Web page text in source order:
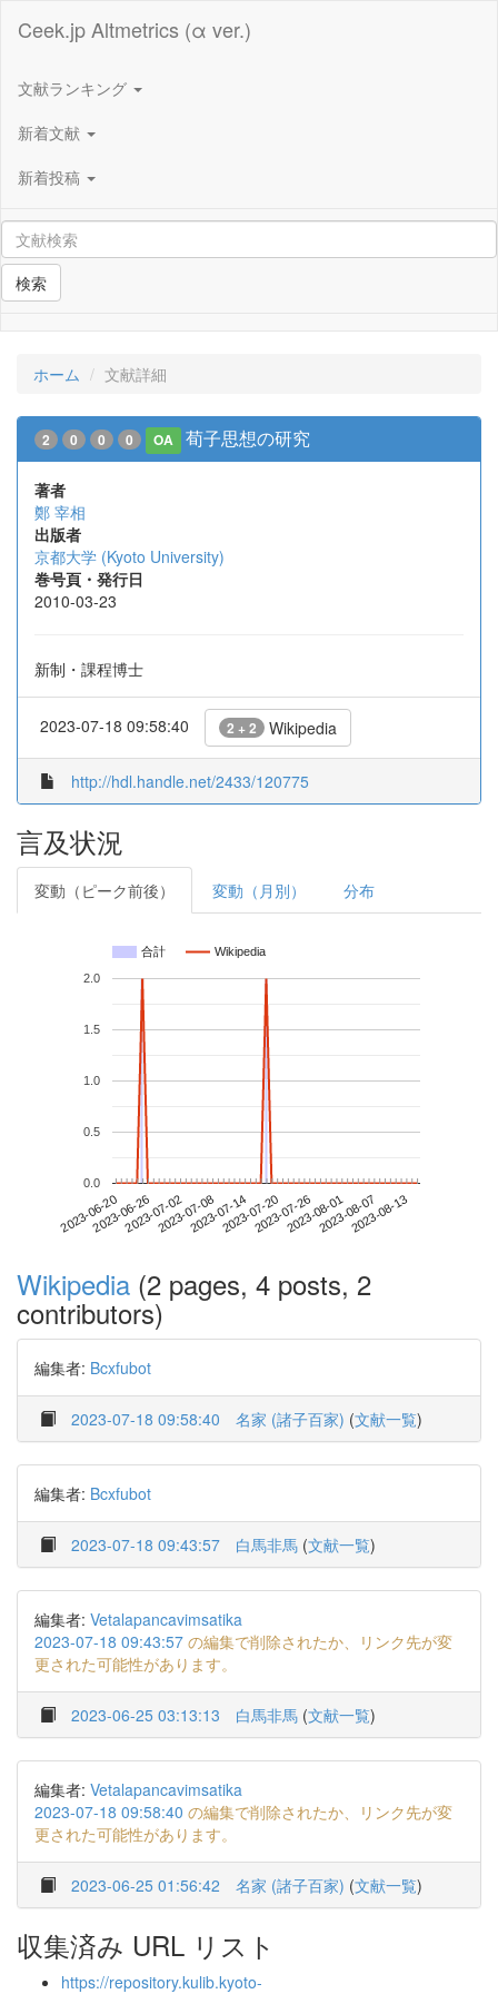
Ceek.jp Altmetrics (α ver.)
文献ランキング
新着文献
新着投稿
検索
ホーム 文献詳細
2 0 0 0 OA 荀子思想の研究
著者
鄭 宰相
出版者
京都大学 (Kyoto University)
巻号頁・発行日
2010-03-23
新制・課程博士
2023-07-18 09:58:40 2 + 2 Wikipedia
http://hdl.handle.net/2433/120775
言及状況
変動（ピーク前後） 変動（月別） 分布
合計 Wikipedia
2023-06-202023-06-262023-07-022023-07-082023-07-142023-07-202023-07-262023-08-012023-08-072023-08-13
0.0
0.5
1.0
1.5
2.0
Wikipedia (2 pages, 4 posts, 2
contributors)
編集者: Bcxfubot
2023-07-18 09:58:40 名家 (諸子百家) (文献一覧)
編集者: Bcxfubot
2023-07-18 09:43:57 白馬非馬 (文献一覧)
編集者: Vetalapancavimsatika
2023-07-18 09:43:57 の編集で削除されたか、リンク先が変
更された可能性があります。
2023-06-25 03:13:13 白馬非馬 (文献一覧)
編集者: Vetalapancavimsatika
2023-07-18 09:58:40 の編集で削除されたか、リンク先が変
更された可能性があります。
2023-06-25 01:56:42 名家 (諸子百家) (文献一覧)
収集済み URL リスト
https://repository.kulib.kyoto-